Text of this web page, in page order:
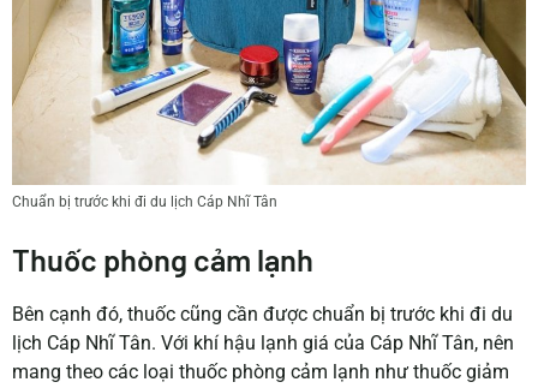
Chuẩn bị trước khi đi du lịch Cáp Nhĩ Tân
Thuốc phòng cảm lạnh
Bên cạnh đó, thuốc cũng cần được chuẩn bị trước khi đi du
lịch Cáp Nhĩ Tân.Với khí hậu lạnh giá của Cáp Nhĩ Tân, nên
mang theo các loại thuốc phòng cảm lạnh như thuốc giảm